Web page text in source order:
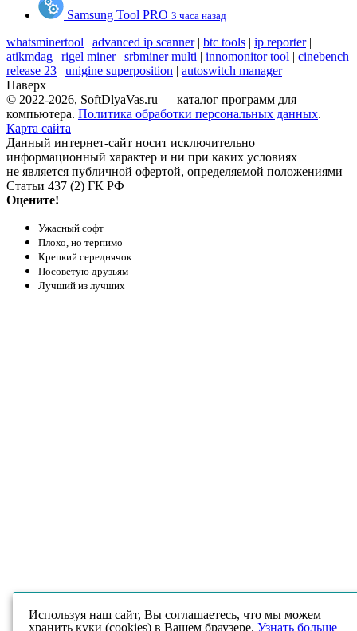
Samsung Tool PRO 3 часа назад
whatsminertool | advanced ip scanner| btc tools | ip reporter|
atikmdag | rigel miner| srbminer multi | innomonitor tool | cinebench
release 23 | unigine superposition | autoswitch manager
Наверх
© 2022-2026, SoftDlyaVas.ru — каталог программ для
компьютера. Политика обработки персональных данных.
Карта сайта
Данный интернет-сайт носит исключительно
информационный характер и ни при каких условиях
не является публичной офертой, определяемой положениями
Статьи 437 (2) ГК РФ
Оцените!
Ужасный софт
Плохо, но терпимо
Крепкий середнячок
Посоветую друзьям
Лучший из лучших
Используя наш сайт, Вы соглашаетесь, что мы можем
хранить куки (cookies) в Вашем браузере. Узнать больше